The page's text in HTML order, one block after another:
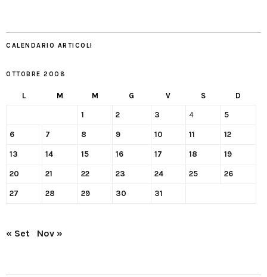
CALENDARIO ARTICOLI
OTTOBRE 2008
L M M G V S D
1 2 3 4 5
6 7 8 9 10 11 12
13 14 15 16 17 18 19
20 21 22 23 24 25 26
27 28 29 30 31
« Set Nov »